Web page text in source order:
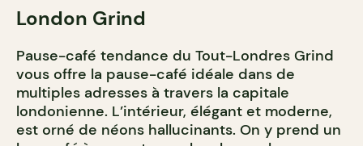
London Grind
Pause-café tendance du Tout-Londres Grind
vous offre la pause-café idéale dans de
multiples adresses à travers la capitale
londonienne. L’intérieur, élégant et moderne,
est orné de néons hallucinants. On y prend un